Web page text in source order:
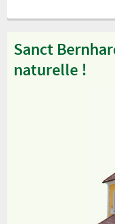
Sanct
naturelle !